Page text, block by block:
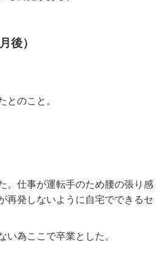
後）
とのこと。
。仕事が運転手のため腰の張り感
再発しないように自宅でできるセ
い為ここで卒業とした。